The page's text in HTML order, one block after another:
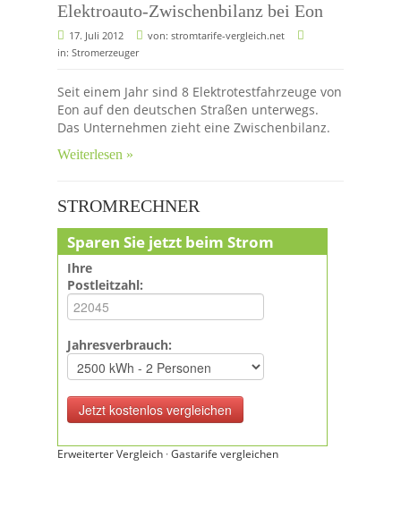
Elektroauto-Zwischenbilanz bei Eon
17. Juli 2012 von: stromtarife-vergleich.net
in: Stromerzeuger
Seit einem Jahr sind 8 Elektrotestfahrzeuge von
Eon auf den deutschen Straßen unterwegs.
Das Unternehmen zieht eine Zwischenbilanz.
Weiterlesen »
STROMRECHNER
Sparen Sie jetzt beim Strom
Ihre
Postleitzahl:
Jahresverbrauch:
Erweiterter Vergleich ·Gastarife vergleichen